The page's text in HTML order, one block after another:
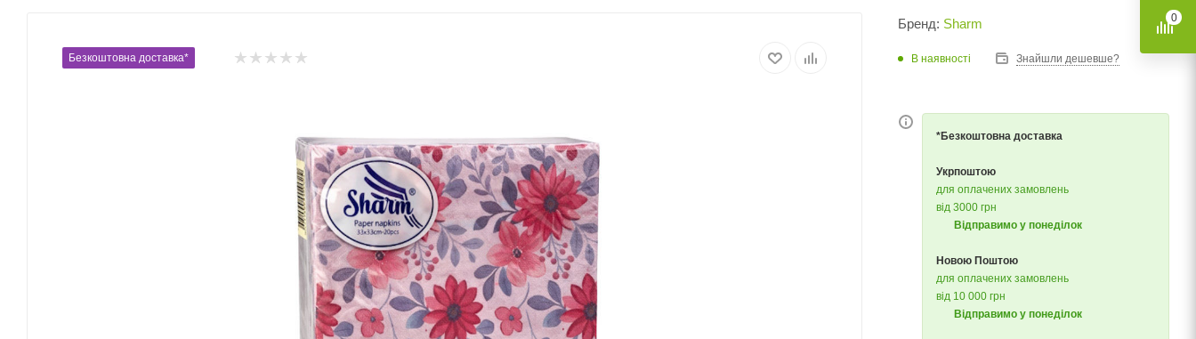
Безкоштовна доставка*
Бренд: Sharm
В наявності Знайшли дешевше?
*Безкоштовна доставка
Укрпоштою
для оплачених замовлень
від 3000 грн
Відправимо у понеділок
Новою Поштою
для оплачених замовлень
від 10 000 грн
Відправимо у понеділок
0